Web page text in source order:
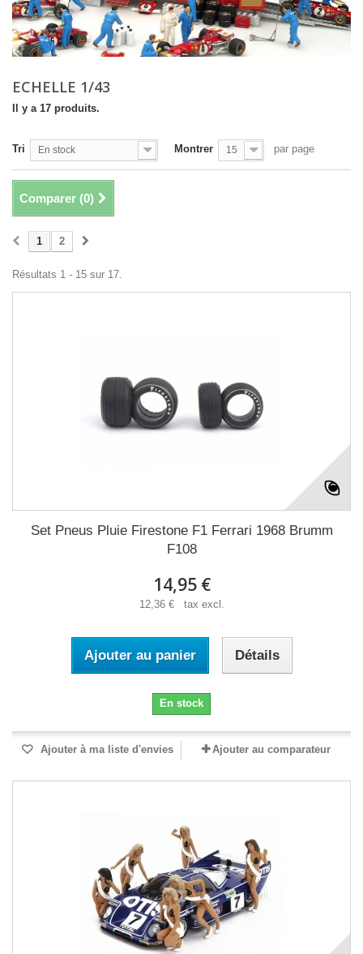
ECHELLE 1/43
Il y a 17 produits.
Tri En stock Montrer 15 par page
Comparer (0)
1 2
Résultats 1 - 15 sur 17.
Set Pneus Pluie Firestone F1 Ferrari 1968 Brumm
F108
14,95 €
12,36 € tax excl.
Ajouter au panier Détails
En stock
Ajouter à ma liste d'envies Ajouter au comparateur